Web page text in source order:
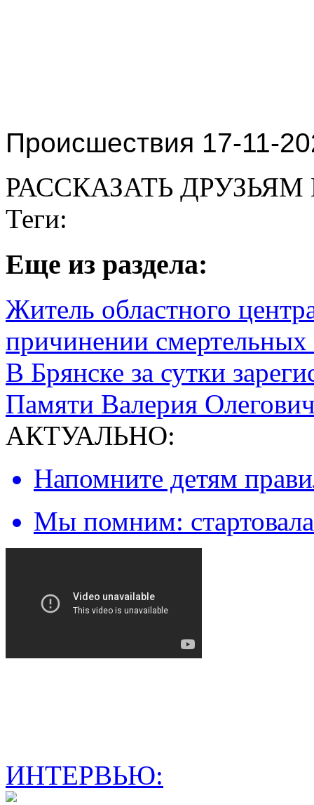
Происшествия 17-11-
РАССКАЗАТЬ ДРУЗЬЯМ
Теги:
Eще из раздела:
Житель областного
причинении
В Брянске за сутки
Памяти Валерия
АКТУАЛЬНО:
Напомните детям
Мы помним:
ИНТЕРВЬЮ: